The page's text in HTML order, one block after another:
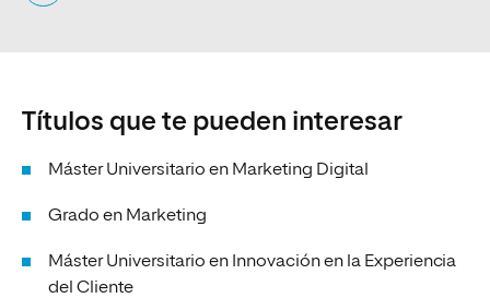
Títulos que te pueden interesar
Máster Universitario en Marketing Digital
Grado en Marketing
Máster Universitario en Innovación en la Experiencia
del Cliente